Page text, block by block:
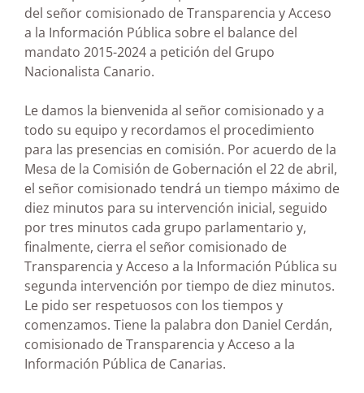
del señor comisionado de Transparencia y Acceso
a la Información Pública sobre el balance del
mandato 2015-2024 a petición del Grupo
Nacionalista Canario.
Le damos la bienvenida al señor comisionado y a
todo su equipo y recordamos el procedimiento
para las presencias en comisión. Por acuerdo de la
Mesa de la Comisión de Gobernación el 22 de abril,
el señor comisionado tendrá un tiempo máximo de
diez minutos para su intervención inicial, seguido
por tres minutos cada grupo parlamentario y,
finalmente, cierra el señor comisionado de
Transparencia y Acceso a la Información Pública su
segunda intervención por tiempo de diez minutos.
Le pido ser respetuosos con los tiempos y
comenzamos. Tiene la palabra don Daniel Cerdán,
comisionado de Transparencia y Acceso a la
Información Pública de Canarias.